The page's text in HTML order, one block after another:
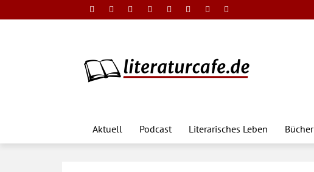
Aktuell Podcast Literarisches Leben Bücher